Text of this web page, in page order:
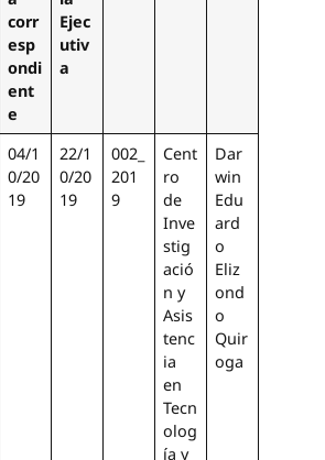
corr
esp
ondi
ent
e
Ejec
utiv
a
04/1
0/20
19
22/1
0/20
19
002_
201
9
Cent
ro
de
Inve
stig
ació
n y
Asis
tenc
ia
en
Tecn
olog
ía y
Dar
win
Edu
ard
o
Eliz
ond
o
Quir
oga